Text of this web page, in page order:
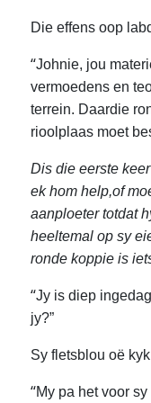
Die effens oop
“Johnie, jou
vermoedens en
terrein. Daardie
rioolplaas moet
Dis die eerste
ek hom help,of
aanploeter totdat
heeltemal op sy
ronde koppie is
“Jy is diep
jy?”
Sy fletsblou oë
“My pa het voor